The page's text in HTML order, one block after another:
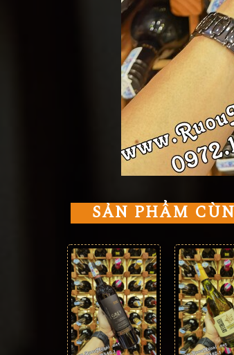
SẢN PHẨM